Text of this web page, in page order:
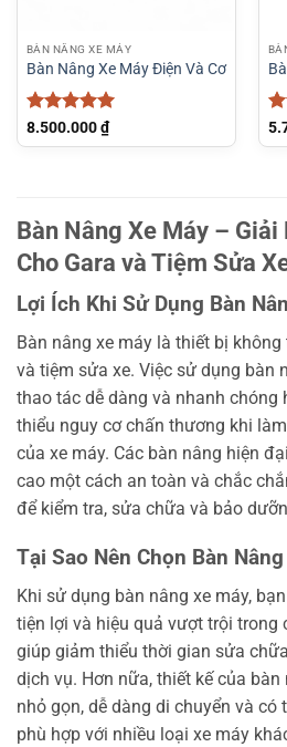
BÀN NÂNG XE MÁY
Bàn Nâng Xe Máy Điện Và Cơ
Được xếp
hạng55
8.500.000₫
Bàn Nâng Xe Máy – Giải
Cho Gara và Tiệm Sửa
Lợi Ích Khi Sử Dụng Bàn
Bàn nâng xe máy là thiết bị
và tiệm sửa xe. Việc sử dụng bàn
thao tác dễ dàng và nhanh chóng
thiểu nguy cơ chấn thương khi
của xe máy. Các bàn nâng hiện
cao một cách an toàn và chắc
để kiểm tra, sửa chữa và bảo
Tại Sao Nên Chọn Bàn
Khi sử dụng bàn nâng xe máy,
tiện lợi và hiệu quả vượt trội trong
giúp giảm thiểu thời gian sửa
dịch vụ. Hơn nữa, thiết kế của
nhỏ gọn, dễ dàng di chuyển và có
phù hợp với nhiều loại xe máy